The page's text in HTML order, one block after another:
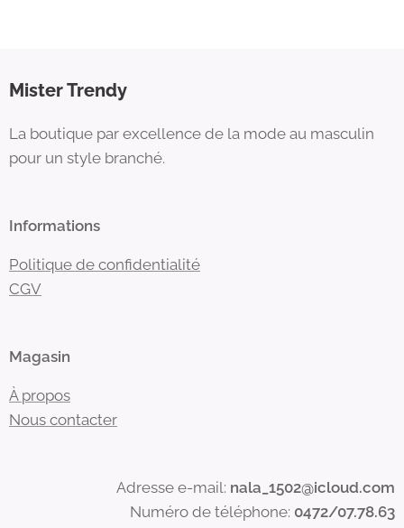
Mister Trendy
La boutique par excellence de la mode au masculin
pour un style branché.
Informations
Politique de confidentialité
CGV
Magasin
À propos
Nous contacter
Adresse e-mail: nala_1502@icloud.com
Numéro de téléphone: 0472/07.78.63